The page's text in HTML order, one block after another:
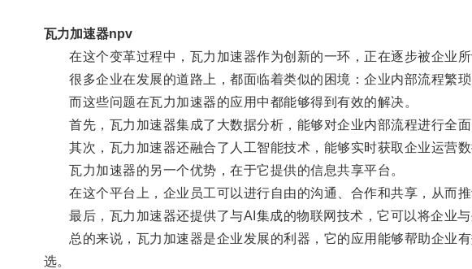
瓦力加速器npv
在这个变革过程中，瓦力加速器作为创新的一环，正在逐步被企业所
很多企业在发展的道路上，都面临着类似的困境：企业内部流程繁琐
而这些问题在瓦力加速器的应用中都能够得到有效的解决。
首先，瓦力加速器集成了大数据分析，能够对企业内部流程进行全面
其次，瓦力加速器还融合了人工智能技术，能够实时获取企业运营数
瓦力加速器的另一个优势，在于它提供的信息共享平台。
在这个平台上，企业员工可以进行自由的沟通、合作和共享，从而推
最后，瓦力加速器还提供了与AI集成的物联网技术，它可以将企业与
总的来说，瓦力加速器是企业发展的利器，它的应用能够帮助企业
选。